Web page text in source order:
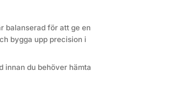
balanserad för att ge en
bygga upp precision i
innan du behöver hämta